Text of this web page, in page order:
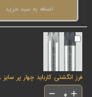
اضافه به سبد خرید
فرز انگشتی کارباید چهار پر سایز 8 برند MAYKESTAG اتریش